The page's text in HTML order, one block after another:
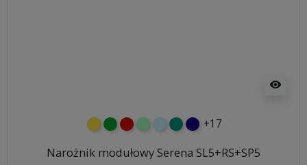
visibility
żółtyzielonyczerwony
miętowybłękitnyturkusowy
granatowy
+17
Narożnik modułowy Serena SL5+RS+SP5